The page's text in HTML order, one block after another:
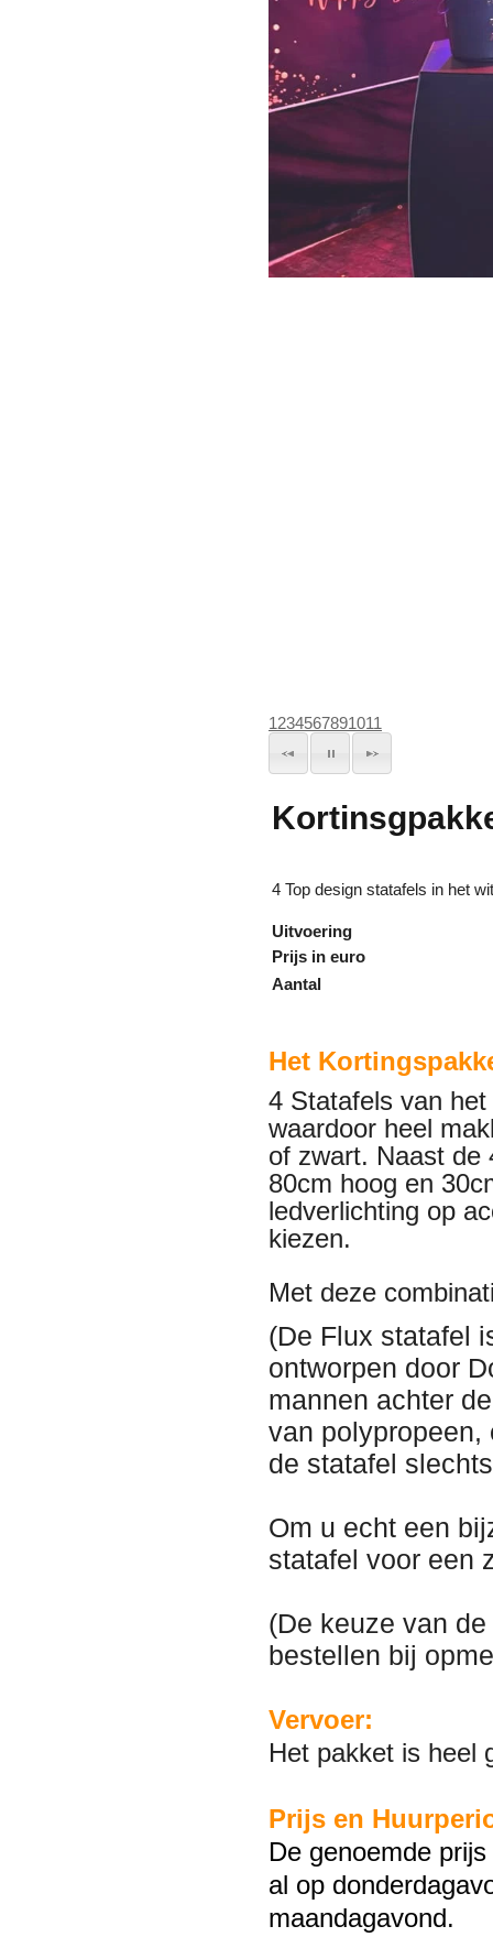
1234567891011
4 Top design statafels in het
Uitvoering
Prijs in euro
Aantal
Het
4 Statafels van
waardoor heel
of zwart. Naast de
80cm hoog en
ledverlichting op
kiezen.
Met deze
(De Flux statafel
ontworpen door
mannen achter
van polypropeen,
de statafel
Om u echt een
statafel voor een
(De keuze van
bestellen bij
Vervoer:
Het pakket is heel
Prijs en
De genoemde
al op
maandagavond.